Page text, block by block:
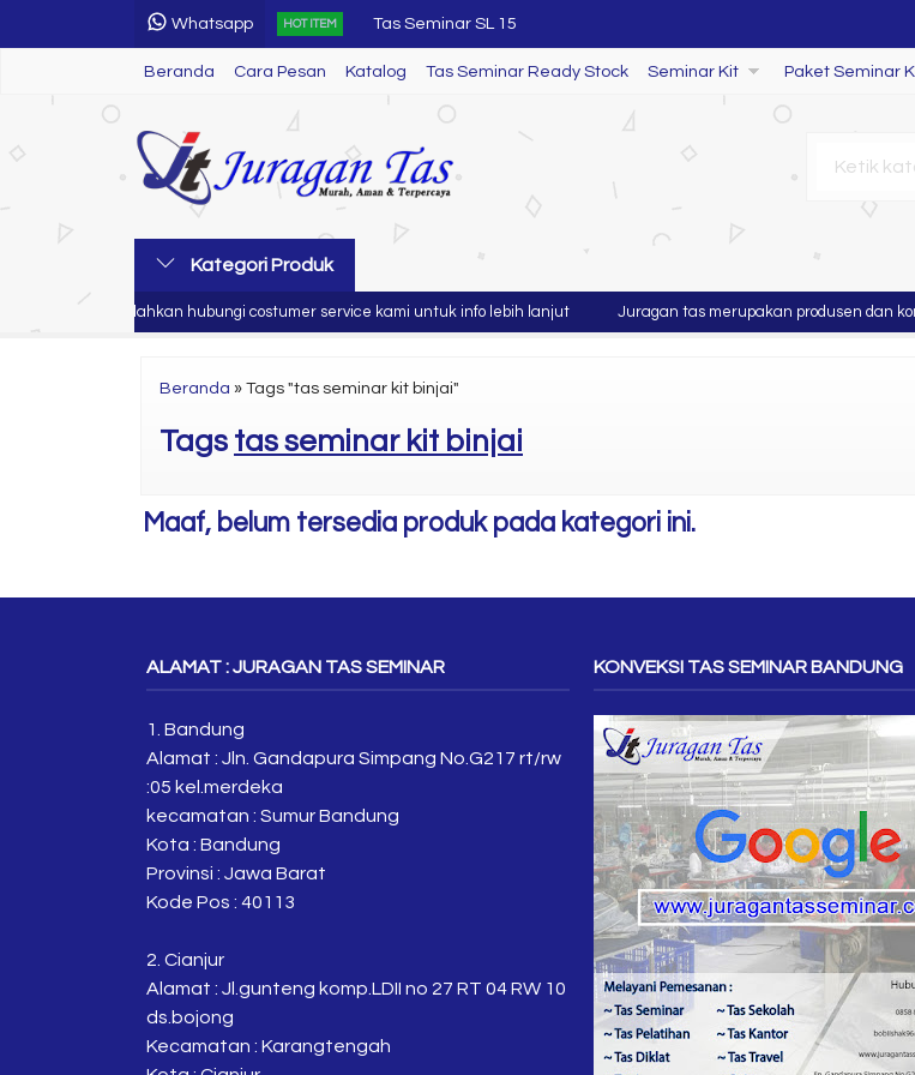
Whatsapp HOT ITEM Tas Seminar SL 15
Pulpen Seminar Kit
Tas Seminar Selempang SL 73
Tas Seminar SL 52
Tas Seminar R 64
Tas Seminar R 41
Beranda Cara Pesan Katalog Tas Seminar Ready Stock Seminar Kit Paket Seminar
Kategori Produk
Silahkan hubungi costumer service kami untuk info lebih lanjut Juragan tas merupakan produsen dan
Beranda » Tags "tas seminar kit binjai"
Tags tas seminar kit binjai
Maaf, belum tersedia produk pada kategori ini.
ALAMAT : JURAGAN TAS SEMINAR
1. Bandung
Alamat : Jln. Gandapura Simpang No.G217 rt/rw
:05 kel.merdeka
kecamatan : Sumur Bandung
Kota : Bandung
Provinsi : Jawa Barat
Kode Pos : 40113
2. Cianjur
Alamat : Jl.gunteng komp.LDII no 27 RT 04 RW 10
ds.bojong
Kecamatan : Karangtengah
KONVEKSI TAS SEMINAR BANDUNG